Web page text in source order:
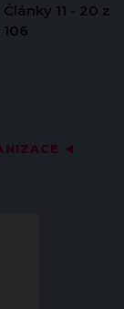
◀
Články 11 - 20 z
106